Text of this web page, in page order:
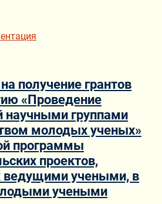
получение грантов
«Проведение
научными группами
молодых ученых»
программы
проектов,
ведущими учеными, в
учеными